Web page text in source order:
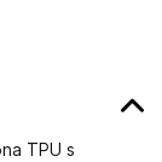
TPU s